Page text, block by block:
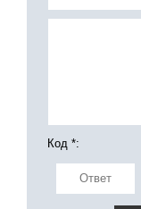
Код *: